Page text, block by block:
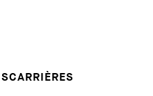
CARRIÈRES